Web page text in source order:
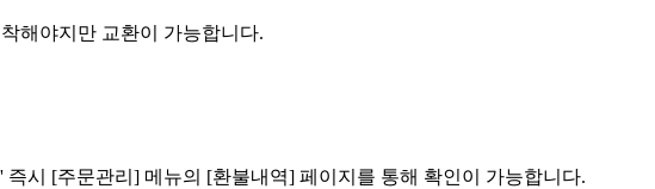
해야지만 교환이 가능합니다.
시 [주문관리] 메뉴의 [환불내역] 페이지를 통해 확인이 가능합니다.